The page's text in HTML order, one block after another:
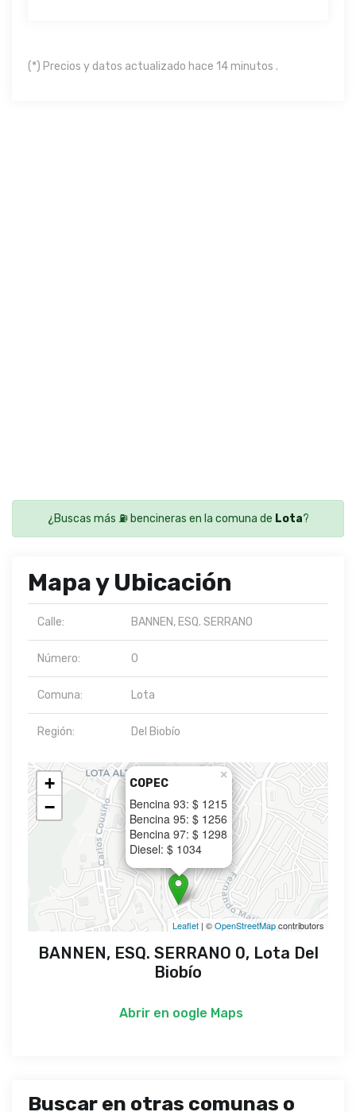
(*) Precios y datos actualizado hace 14 minutos .
¿Buscas más ⛽ bencineras en la comuna de Lota?
Mapa y Ubicación
Calle: BANNEN, ESQ. SERRANO
Número: 0
Comuna: Lota
Región: Del Biobío
COPEC
Bencina 93: $ 1215
Bencina 95: $ 1256
Bencina 97: $ 1298
Diesel: $ 1034
×
+
−
Leaflet | ©OpenStreetMapcontributors
BANNEN, ESQ. SERRANO 0, Lota Del
Biobío
Abrir en oogle Maps
Buscar en otras comunas o